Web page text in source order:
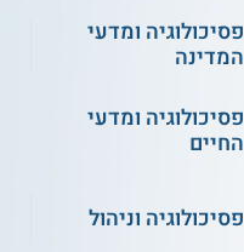
פסיכולוגיה ומדעי
המדינה
פסיכולוגיה ומדעי
החיים
פסיכולוגיה וניהול